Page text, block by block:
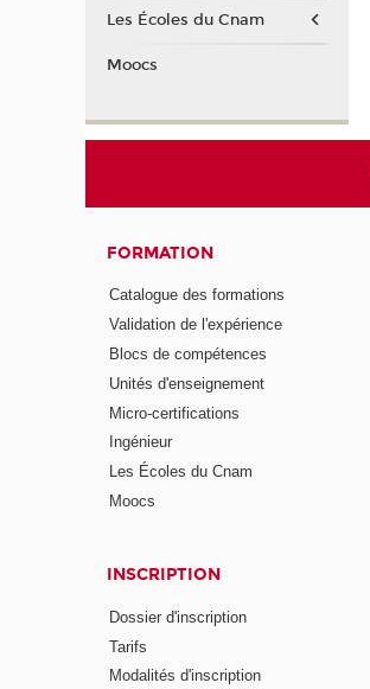
Les Écoles du Cnam
Moocs
FORMATION
Catalogue des formations
Validation de l'expérience
Blocs de compétences
Unités d'enseignement
Micro-certifications
Ingénieur
Les Écoles du Cnam
Moocs
INSCRIPTION
Dossier d'inscription
Tarifs
Modalités d'inscription